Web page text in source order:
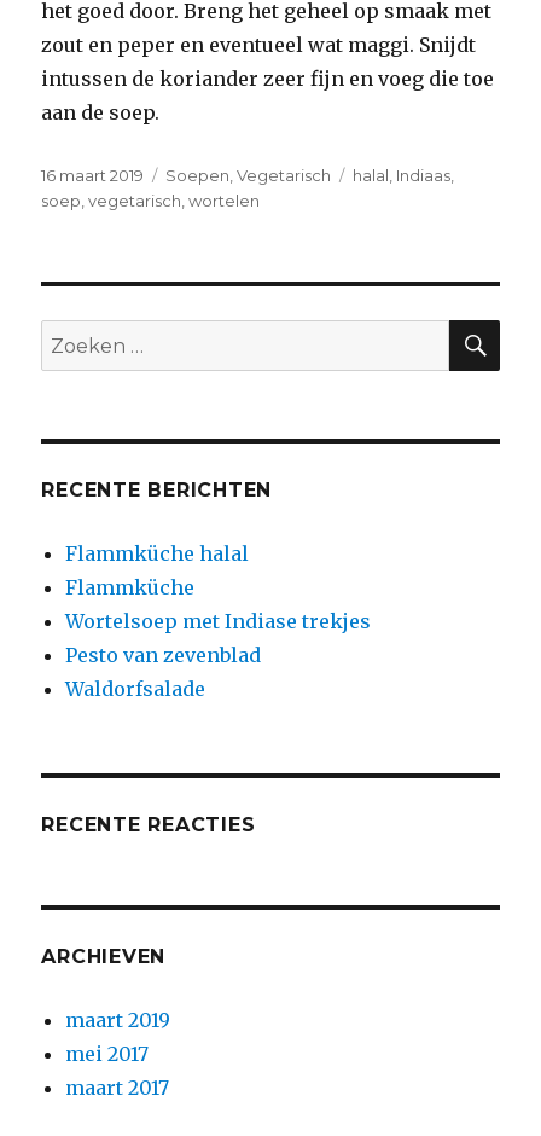
het goed door. Breng het geheel op smaak met
zout en peper en eventueel wat maggi. Snijdt
intussen de koriander zeer fijn en voeg die toe
aan de soep.
Geplaatst
op
16 maart 2019 Categorieën
Soepen ,Vegetarisch Tags
halal Indiaas
soep ,vegetarisch ,wortelen
Zoeken
naar:
RECENTE BERICHTEN
Flammküche halal
Flammküche
Wortelsoep met Indiase trekjes
Pesto van zevenblad
Waldorfsalade
RECENTE REACTIES
ARCHIEVEN
maart 2019
mei 2017
maart 2017